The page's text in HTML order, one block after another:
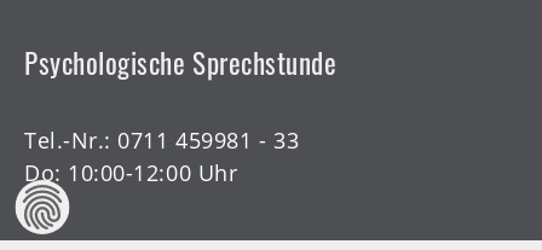
Psychologische Sprechstunde
Tel.-Nr.: 0711 459981 - 33
Do: 10:00-12:00 Uhr